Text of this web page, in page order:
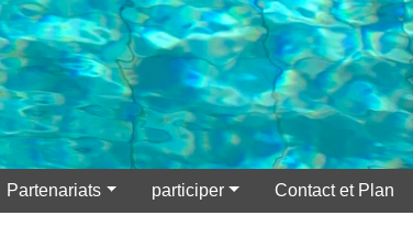
Partenariats participer Contact et Plan